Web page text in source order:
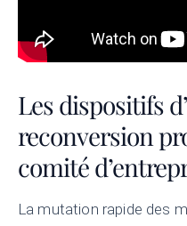
Les dispositifs
reconversion
comité
La mutation rapide des